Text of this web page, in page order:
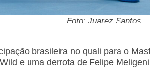
Foto: Juarez Santos
brasileira no quali para o
e uma derrota de Felipe